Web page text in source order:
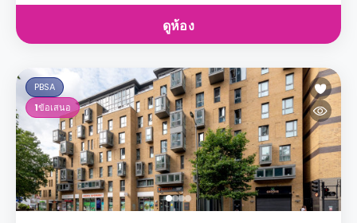
ดูห้อง
PBSA
1ข้อเสนอ